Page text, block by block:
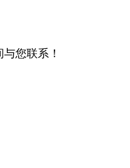
您联系！